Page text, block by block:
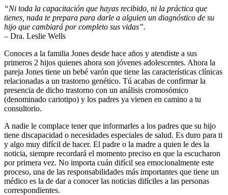
“Ni toda la capacitación que hayas recibido, ni la práctica que
tienes, nada te prepara para darle a alguien un diagnóstico de su
hijo que cambiará por completo sus vidas”.
– Dra. Leslie Wells
Conoces a la familia Jones desde hace años y atendiste a sus
primeros 2 hijos quienes ahora son jóvenes adolescentes. Ahora la
pareja Jones tiene un bebé varón que tiene las características clínicas
relacionadas a un trastorno genético. Tú acabas de confirmar la
presencia de dicho trastorno con un análisis cromosómico
(denominado cariotipo) y los padres ya vienen en camino a tu
consultorio.
A nadie le complace tener que informarles a los padres que su hijo
tiene discapacidad o necesidades especiales de salud. Es duro para ti
y algo muy difícil de hacer. El padre o la madre a quien le des la
noticia, siempre recordará el momento preciso en que la escucharon
por primera vez. No importa cuán difícil sea emocionalmente este
proceso, una de las responsabilidades más importantes que tiene un
médico es la de dar a conocer las noticias difíciles a las personas
correspondientes.